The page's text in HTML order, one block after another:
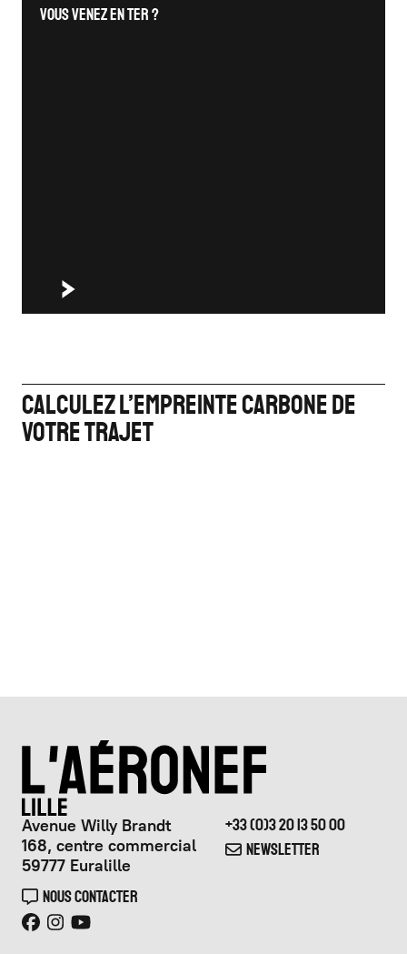
Vous venez en TER ?
Calculez l’empreinte carbone de
votre trajet
Avenue Willy Brandt
168, centre commercial
59777 Euralille
NOUS CONTACTER
+33 (0)3 20 13 50 00
NEWSLETTER